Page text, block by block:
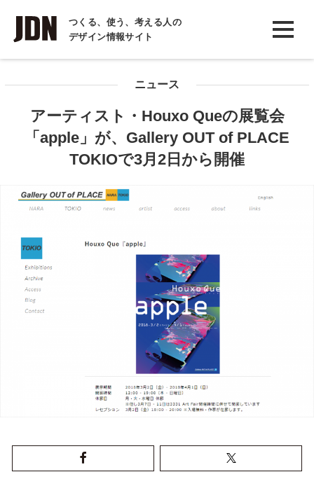
つくる、使う、考える人の
デザイン情報サイト
INTERVIEW
インタビュー
COLUMN
コラム
ニュース
アーティスト・Houxo Queの展覧会
「apple」が、Gallery OUT of PLACE
TOKIOで3月2日から開催